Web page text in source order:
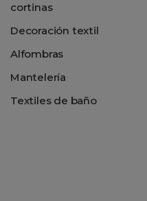
cortinas
Decoración textil
Alfombras
Mantelería
Textiles de baño